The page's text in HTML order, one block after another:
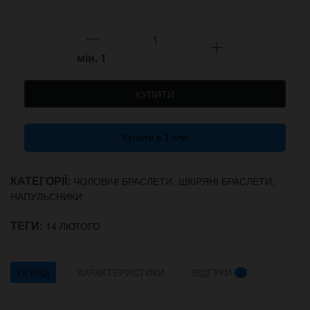
мін. 1
КУПИТИ
Купити в 1 клік
КАТЕГОРІЇ: ЧОЛОВІЧІ БРАСЛЕТИ, ШКІРЯНІ БРАСЛЕТИ,
НАПУЛЬСНИКИ
ТЕГИ: 14 ЛЮТОГО
ОГЛЯД 2